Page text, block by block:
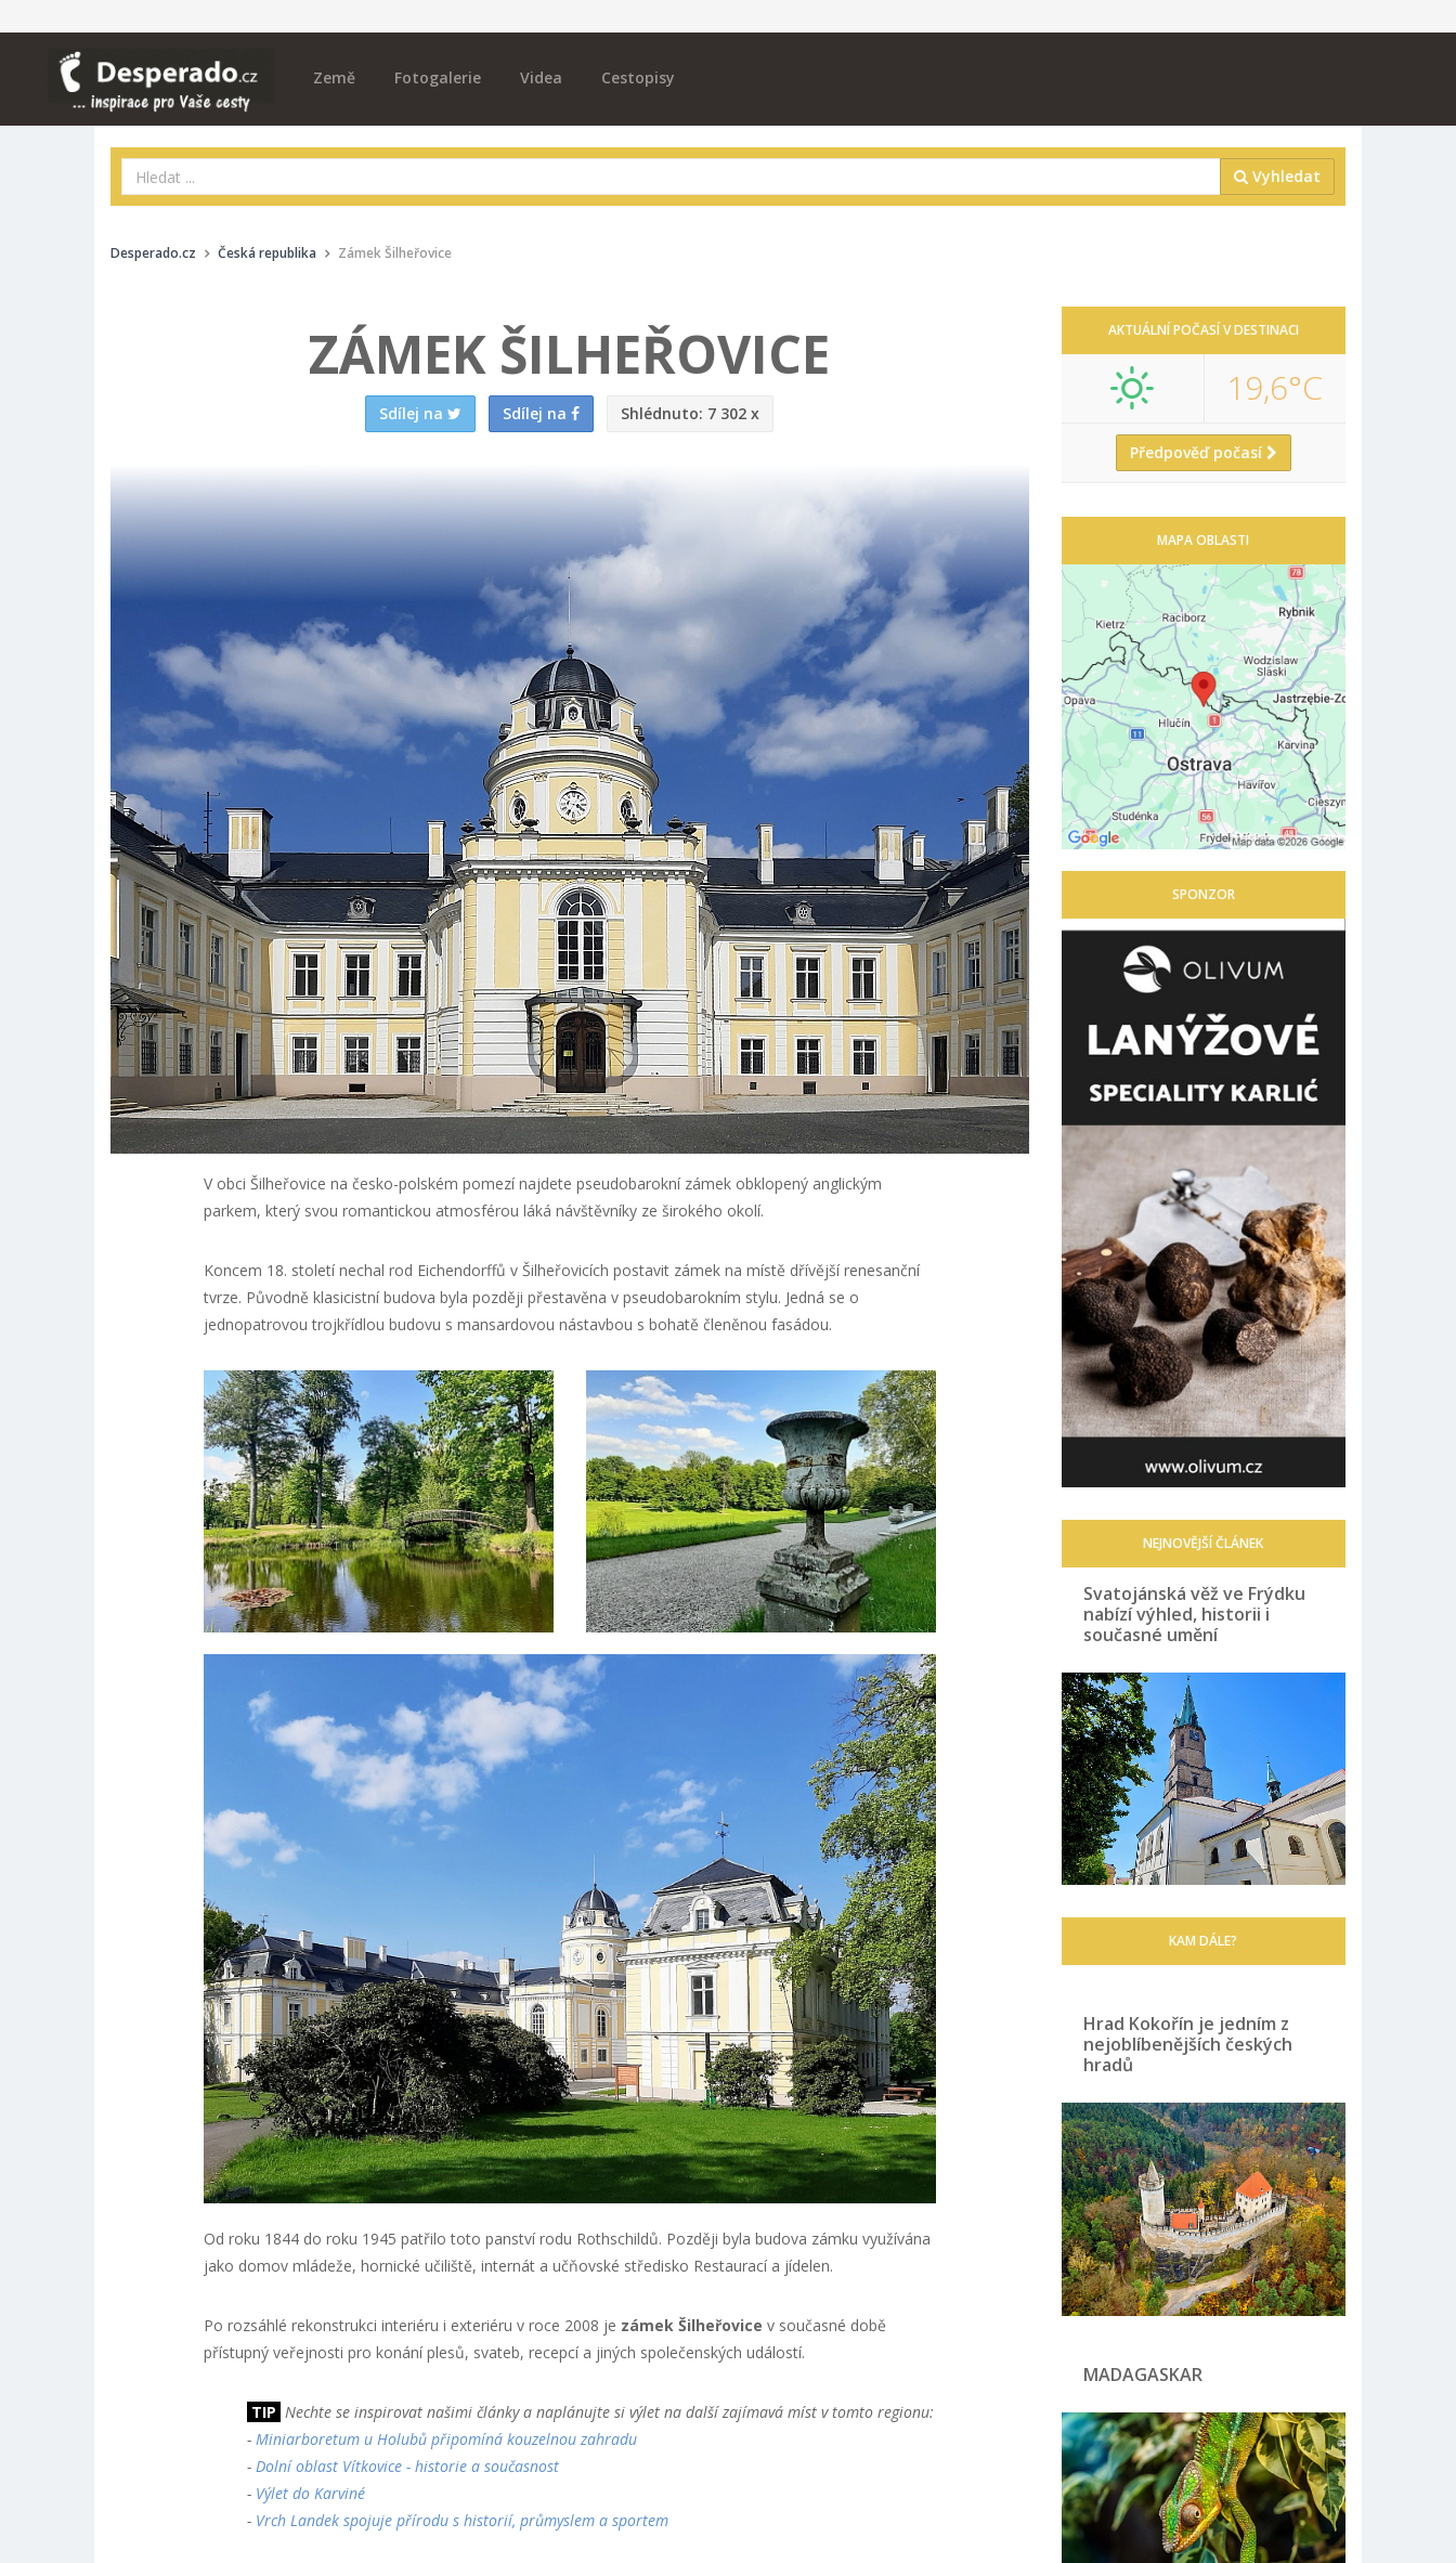
Země Fotogalerie Videa Cestopisy
Vyhledat
Desperado.cz Česká republika Zámek Šilheřovice
ZÁMEK ŠILHEŘOVICE
Sdílej na Sdílej na Shlédnuto: 7 302 x
V obci Šilheřovice na česko-polském pomezí najdete pseudobarokní zámek obklopený anglickým
parkem, který svou romantickou atmosférou láká návštěvníky ze širokého okolí.
Koncem 18. století nechal rod Eichendorffů v Šilheřovicích postavit zámek na místě dřívější renesanční
tvrze. Původně klasicistní budova byla později přestavěna v pseudobarokním stylu. Jedná se o
jednopatrovou trojkřídlou budovu s mansardovou nástavbou s bohatě členěnou fasádou.
Od roku 1844 do roku 1945 patřilo toto panství rodu Rothschildů. Později byla budova zámku využívána
jako domov mládeže, hornické učiliště, internát a učňovské středisko Restaurací a jídelen.
Po rozsáhlé rekonstrukci interiéru i exteriéru v roce 2008 je zámek Šilheřovice v současné době
přístupný veřejnosti pro konání plesů, svateb, recepcí a jiných společenských událostí.
TIP Nechte se inspirovat našimi články a naplánujte si výlet na další zajímavá míst v tomto regionu:
- Miniarboretum u Holubů připomíná kouzelnou zahradu
- Dolní oblast Vítkovice - historie a současnost
- Výlet do Karviné
- Vrch Landek spojuje přírodu s historií, průmyslem a sportem
AKTUÁLNÍ POČASÍ V DESTINACI
19,6°C
Předpověď počasí
MAPA OBLASTI
SPONZOR
NEJNOVĚJŠÍ ČLÁNEK
Svatojánská věž ve Frýdku
nabízí výhled, historii i
současné umění
KAM DÁLE?
Hrad Kokořín je jedním z
nejoblíbenějších českých
hradů
MADAGASKAR